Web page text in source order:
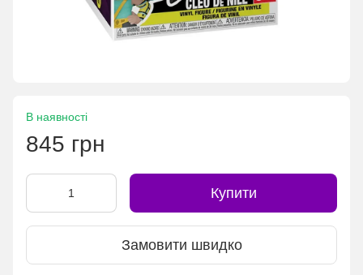
В наявності
845 грн
Купити
Замовити швидко